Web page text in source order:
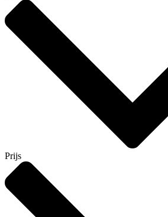
Prijs